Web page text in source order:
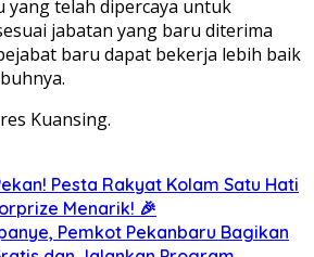
yang telah dipercaya untuk
jabatan yang baru diterima
baru dapat bekerja lebih baik
Kuansing.
Pesta Rakyat Kolam Satu Hati
Menarik! 🎉
Pemkot Pekanbaru Bagikan